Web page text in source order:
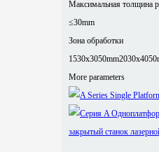
Максимальная толщина
≤30mm
Зона обработки
1530x3050mm
More parameters